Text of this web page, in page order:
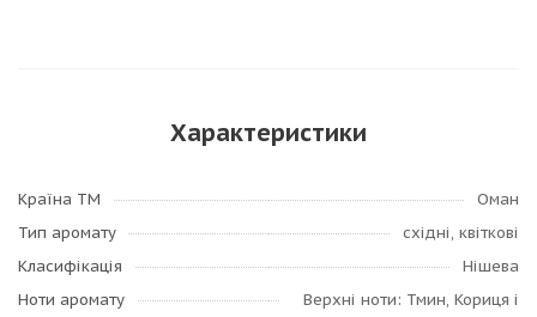
Характеристики
Країна ТМ
Оман
Тип аромату
східні, квіткові
Класифікація
Нішева
Ноти аромату
Верхні ноти: Тмин, Кориця і